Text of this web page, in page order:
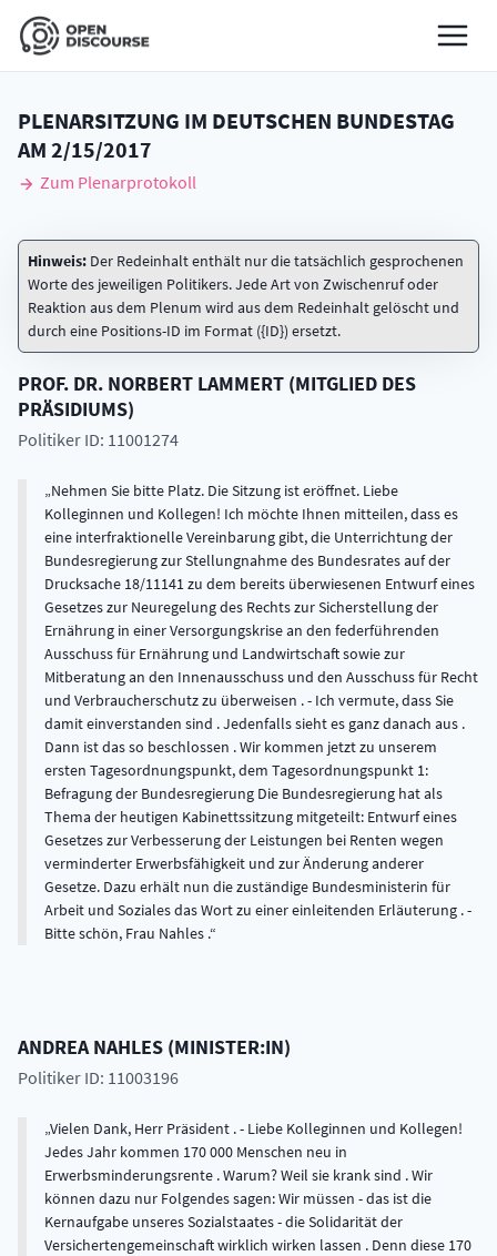
PLENARSITZUNG IM DEUTSCHEN BUNDESTAG
AM 2/15/2017
Zum Plenarprotokoll
Hinweis: Der Redeinhalt enthält nur die tatsächlich gesprochenen
Worte des jeweiligen Politikers. Jede Art von Zwischenruf oder
Reaktion aus dem Plenum wird aus dem Redeinhalt gelöscht und
durch eine Positions-ID im Format ({ID}) ersetzt.
PROF. DR. NORBERT LAMMERT (MITGLIED DES
PRÄSIDIUMS)
Politiker ID: 11001274
Nehmen Sie bitte Platz. Die Sitzung ist eröffnet. Liebe
Kolleginnen und Kollegen! Ich möchte Ihnen mitteilen, dass es
eine interfraktionelle Vereinbarung gibt, die Unterrichtung der
Bundesregierung zur Stellungnahme des Bundesrates auf der
Drucksache 18/11141 zu dem bereits überwiesenen Entwurf eines
Gesetzes zur Neuregelung des Rechts zur Sicherstellung der
Ernährung in einer Versorgungskrise an den federführenden
Ausschuss für Ernährung und Landwirtschaft sowie zur
Mitberatung an den Innenausschuss und den Ausschuss für Recht
und Verbraucherschutz zu überweisen . - Ich vermute, dass Sie
damit einverstanden sind . Jedenfalls sieht es ganz danach aus .
Dann ist das so beschlossen . Wir kommen jetzt zu unserem
ersten Tagesordnungspunkt, dem Tagesordnungspunkt 1:
Befragung der Bundesregierung Die Bundesregierung hat als
Thema der heutigen Kabinettssitzung mitgeteilt: Entwurf eines
Gesetzes zur Verbesserung der Leistungen bei Renten wegen
verminderter Erwerbsfähigkeit und zur Änderung anderer
Gesetze. Dazu erhält nun die zuständige Bundesministerin für
Arbeit und Soziales das Wort zu einer einleitenden Erläuterung . -
Bitte schön, Frau Nahles .
ANDREA NAHLES (MINISTER:IN)
Politiker ID: 11003196
Vielen Dank, Herr Präsident . - Liebe Kolleginnen und Kollegen!
Jedes Jahr kommen 170 000 Menschen neu in
Erwerbsminderungsrente . Warum? Weil sie krank sind . Wir
können dazu nur Folgendes sagen: Wir müssen - das ist die
Kernaufgabe unseres Sozialstaates - die Solidarität der
Versichertengemeinschaft wirklich wirken lassen . Denn diese 170